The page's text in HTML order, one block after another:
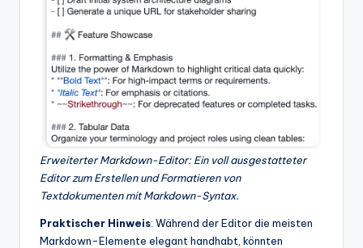
Erweiterter Markdown-Editor: Ein voll ausgestatteter
Editor zum Erstellen und Formatieren von
Textdokumenten mit Markdown-Syntax.
Praktischer Hinweis: Während der Editor die meisten
Markdown-Elemente elegant handhabt, könnten